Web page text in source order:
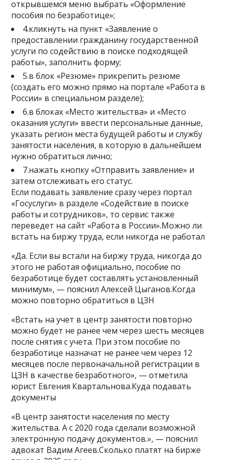
открывшемся меню выбрать «Оформление
пособия по безработице»;
4.кликнуть на пункт «Заявление о
предоставлении гражданину государственной
услуги по содействию в поиске подходящей
работы», заполнить форму;
5.в блок «Резюме» прикрепить резюме
(создать его можно прямо на портале «Работа в
России» в специальном разделе);
6.в блоках «Место жительства» и «Место
оказания услуги» ввести персональные данные,
указать регион места будущей работы и службу
занятости населения, в которую в дальнейшем
нужно обратиться лично;
7.нажать кнопку «Отправить заявление» и
затем отслеживать его статус.
Если подавать заявление сразу через портал
«Госуслуги» в разделе «Содействие в поиске
работы и сотрудников», то сервис также
переведет на сайт «Работа в России».Можно ли
встать на биржу труда, если никогда не работал
«Да. Если вы встали на биржу труда, никогда до
этого не работая официально, пособие по
безработице будет составлять установленный
минимум», — пояснил Алексей Цыганов.Когда
можно повторно обратиться в ЦЗН
«Встать на учет в центр занятости повторно
можно будет не ранее чем через шесть месяцев
после снятия с учета. При этом пособие по
безработице назначат не ранее чем через 12
месяцев после первоначальной регистрации в
ЦЗН в качестве безработного», — отметила
юрист Евгения Квартальнова.Куда подавать
документы
«В центр занятости населения по месту
жительства. А с 2020 года сделали возможной
электронную подачу документов.», — пояснил
адвокат Вадим Агеев.Сколько платят на бирже